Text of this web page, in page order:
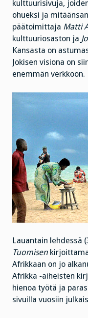
kulttuurisivuja,
ohueksi ja
päätoimittaja Matti
kulttuuriosaston ja
Kansasta on
Jokisen visiona on
enemmän verkkoon.
Lauantain lehdessä
Tuomisen
Afrikkaan on jo
Afrikka -aiheisten
hienoa työtä ja
sivuilla vuosiin